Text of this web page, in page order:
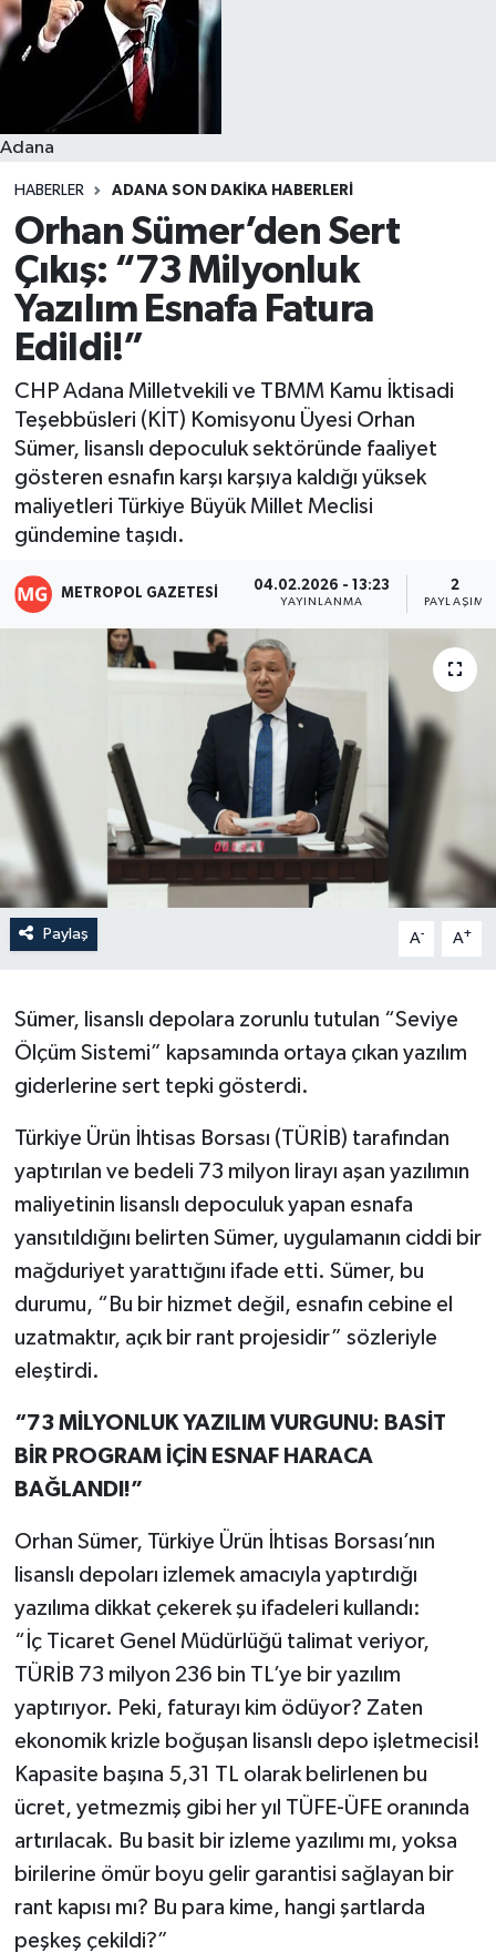
Adana
HABERLER ADANA SON DAKIKA HABERLERI
Orhan Sümer’den Sert
Çıkış: “73 Milyonluk
Yazılım Esnafa Fatura
Edildi!”
CHP Adana Milletvekili ve TBMM Kamu İktisadi
Teşebbüsleri (KİT) Komisyonu Üyesi Orhan
Sümer, lisanslı depoculuk sektöründe faaliyet
gösteren esnafın karşı karşıya kaldığı yüksek
maliyetleri Türkiye Büyük Millet Meclisi
gündemine taşıdı.
METROPOL GAZETESI 04.02.2026 - 13:23
YAYINLANMA
2
PAYLAŞIM
Paylaş A- A+
Sümer, lisanslı depolara zorunlu tutulan “Seviye
Ölçüm Sistemi” kapsamında ortaya çıkan yazılım
giderlerine sert tepki gösterdi.
Türkiye Ürün İhtisas Borsası (TÜRİB) tarafından
yaptırılan ve bedeli 73 milyon lirayı aşan yazılımın
maliyetinin lisanslı depoculuk yapan esnafa
yansıtıldığını belirten Sümer, uygulamanın ciddi bir
mağduriyet yarattığını ifade etti. Sümer, bu
durumu, “Bu bir hizmet değil, esnafın cebine el
uzatmaktır, açık bir rant projesidir” sözleriyle
eleştirdi.
“73 MİLYONLUK YAZILIM VURGUNU: BASİT
BİR PROGRAM İÇİN ESNAF HARACA
BAĞLANDI!”
Orhan Sümer, Türkiye Ürün İhtisas Borsası’nın
lisanslı depoları izlemek amacıyla yaptırdığı
yazılıma dikkat çekerek şu ifadeleri kullandı:
“İç Ticaret Genel Müdürlüğü talimat veriyor,
TÜRİB 73 milyon 236 bin TL’ye bir yazılım
yaptırıyor. Peki, faturayı kim ödüyor? Zaten
ekonomik krizle boğuşan lisanslı depo işletmecisi!
Kapasite başına 5,31 TL olarak belirlenen bu
ücret, yetmezmiş gibi her yıl TÜFE-ÜFE oranında
artırılacak. Bu basit bir izleme yazılımı mı, yoksa
birilerine ömür boyu gelir garantisi sağlayan bir
rant kapısı mı? Bu para kime, hangi şartlarda
peşkeş çekildi?”
Resmi İlanlar